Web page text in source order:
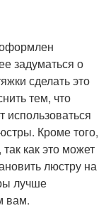
задуматься о
сделать это
тем, что
использоваться
Кроме того,
как это может
люстру на
лучше
вам.